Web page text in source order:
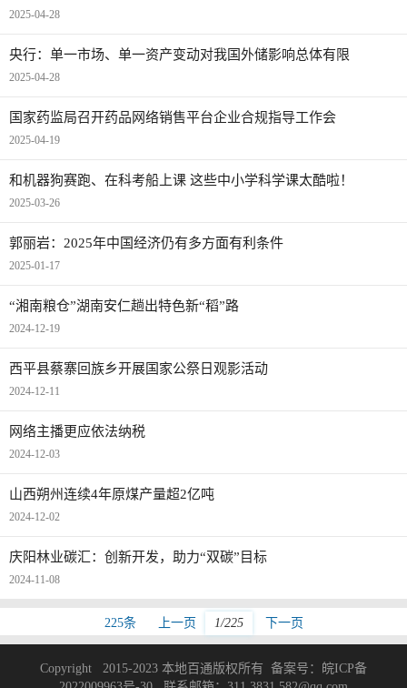
2025-04-28
央行：单一市场、单一资产变动对我国外储影响总体有限
2025-04-28
国家药监局召开药品网络销售平台企业合规指导工作会
2025-04-19
和机器狗赛跑、在科考船上课 这些中小学科学课太酷啦！
2025-03-26
郭丽岩：2025年中国经济仍有多方面有利条件
2025-01-17
“湘南粮仓”湖南安仁趟出特色新“稻”路
2024-12-19
​西平县蔡寨回族乡开展国家公祭日观影活动
2024-12-11
网络主播更应依法纳税
2024-12-03
山西朔州连续4年原煤产量超2亿吨
2024-12-02
庆阳林业碳汇：创新开发，助力“双碳”目标
2024-11-08
225条 上一页 1/225 下一页
Copyright 2015-2023 本地百通版权所有 备案号：
皖ICP备